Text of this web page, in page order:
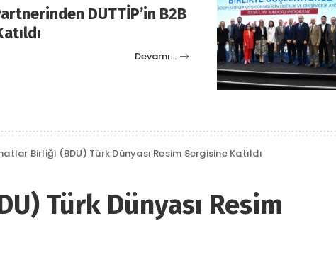
DUTTİP’in B2B
Devamı…
Birliği (BDU) Türk Dünyası Resim Sergisine Katıldı
Türk Dünyası Resim